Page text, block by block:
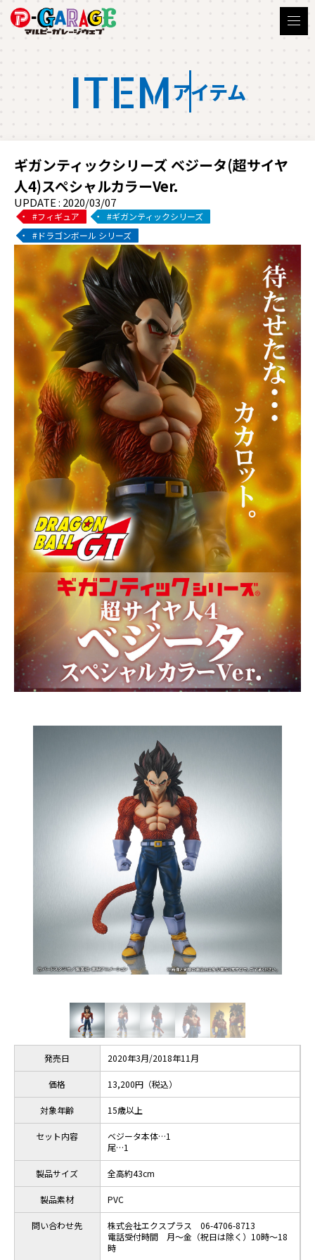
ITEM アイテム
ギガンティックシリーズ ベジータ(超サイヤ
人4)スペシャルカラーVer.
UPDATE : 2020/03/07
フィギュア
ギガンティックシリーズ
ドラゴンボール シリーズ
発売日 2020年3月/2018年11月
価格 13,200円（税込）
対象年齢 15歳以上
セット内容
ベジータ本体…1
尾…1
製品サイズ 全高約43cm
製品素材 PVC
問い合わせ先
株式会社エクスプラス 06-4706-8713
電話受付時間 月～金（祝日は除く）10時～18
時